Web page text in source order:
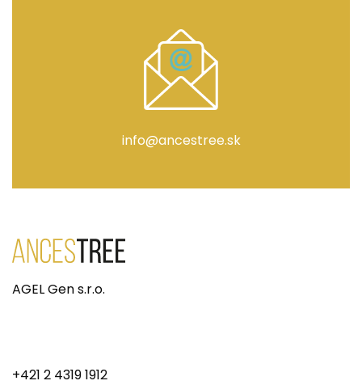
info@ancestree.sk
AGEL Gen s.r.o.
+421 2 4319 1912